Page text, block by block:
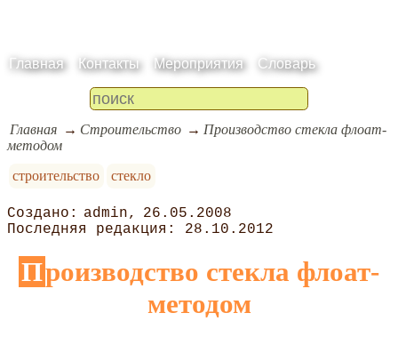
Главная Контакты Мероприятия Словарь
Главная Строительство
Производство стекла флоат-
методом
строительство
стекло
admin
26.05.2008
28.10.2012
Производство стекла флоат-
методом